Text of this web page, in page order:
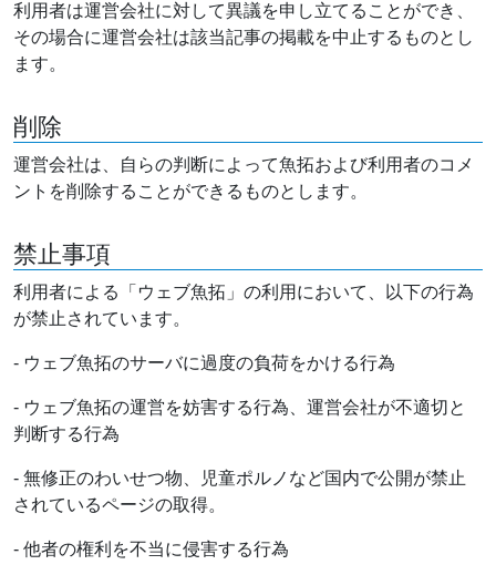
利用者は運営会社に対して異議を申し立てることができ、
その場合に運営会社は該当記事の掲載を中止するものとし
ます。
削除
運営会社は、自らの判断によって魚拓および利用者のコメ
ントを削除することができるものとします。
禁止事項
利用者による「ウェブ魚拓」の利用において、以下の行為
が禁止されています。
- ウェブ魚拓のサーバに過度の負荷をかける行為
- ウェブ魚拓の運営を妨害する行為、運営会社が不適切と
判断する行為
- 無修正のわいせつ物、児童ポルノなど国内で公開が禁止
されているページの取得。
- 他者の権利を不当に侵害する行為